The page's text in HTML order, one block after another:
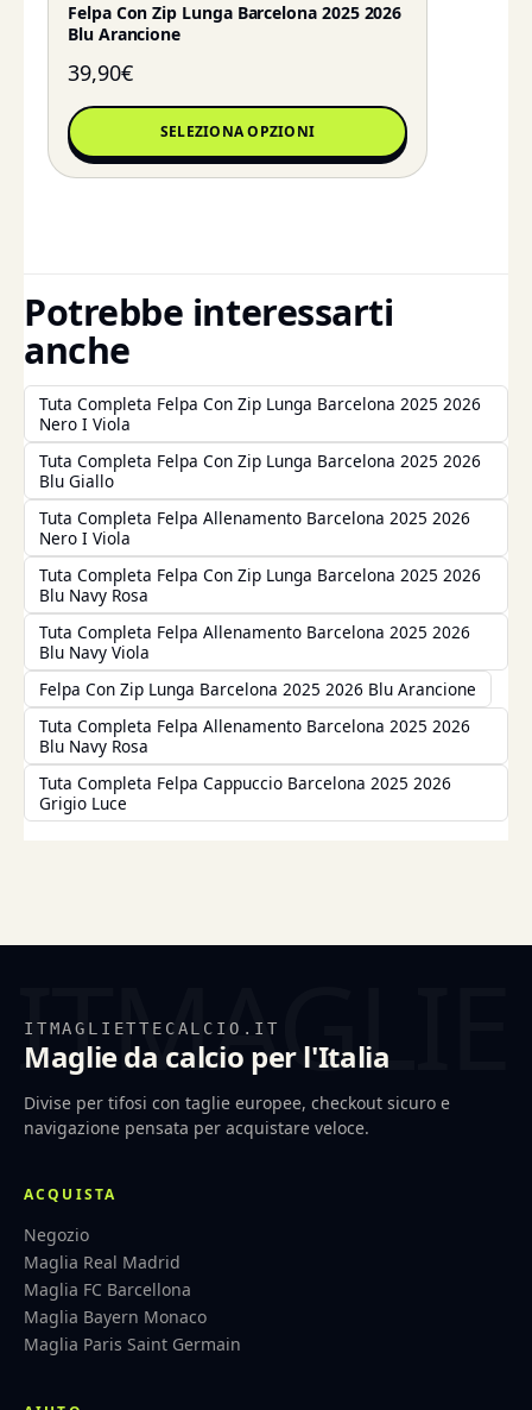
Felpa Con Zip Lunga Barcelona 2025 2026
Blu Arancione
39,90€
SELEZIONA OPZIONI
Potrebbe interessarti
anche
Tuta Completa Felpa Con Zip Lunga Barcelona 2025 2026
Nero I Viola
Tuta Completa Felpa Con Zip Lunga Barcelona 2025 2026
Blu Giallo
Tuta Completa Felpa Allenamento Barcelona 2025 2026
Nero I Viola
Tuta Completa Felpa Con Zip Lunga Barcelona 2025 2026
Blu Navy Rosa
Tuta Completa Felpa Allenamento Barcelona 2025 2026
Blu Navy Viola
Felpa Con Zip Lunga Barcelona 2025 2026 Blu Arancione
Tuta Completa Felpa Allenamento Barcelona 2025 2026
Blu Navy Rosa
Tuta Completa Felpa Cappuccio Barcelona 2025 2026
Grigio Luce
ITMAGLIETTECALCIO.IT
Maglie da calcio per l'Italia
Divise per tifosi con taglie europee, checkout sicuro e
navigazione pensata per acquistare veloce.
ACQUISTA
Negozio
Maglia Real Madrid
Maglia FC Barcellona
Maglia Bayern Monaco
Maglia Paris Saint Germain